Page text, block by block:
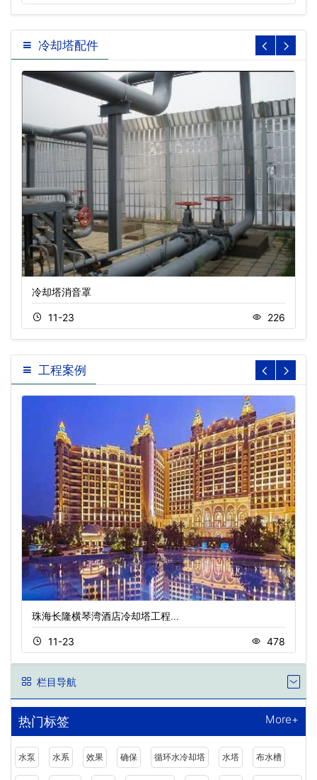
冷却塔配件
冷却塔消音罩
11-23 226
工程案例
珠海长隆横琴湾酒店冷却塔工程…
11-23 478
栏目导航
热门标签 More+
水泵 水系 效果 确保 循环水冷却塔 水塔 布水槽